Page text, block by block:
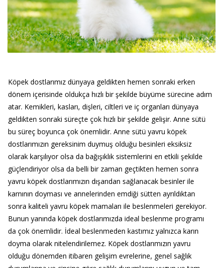
Köpek dostlarımız dünyaya geldikten hemen sonraki erken
dönem içerisinde oldukça hızlı bir şekilde büyüme sürecine adım
atar. Kemikleri, kasları, dişleri, ciltleri ve iç organları dünyaya
geldikten sonraki süreçte çok hızlı bir şekilde gelişir. Anne sütü
bu süreç boyunca çok önemlidir. Anne sütü yavru köpek
dostlarımızın gereksinim duymuş olduğu besinleri eksiksiz
olarak karşılıyor olsa da bağışıklık sistemlerini en etkili şekilde
güçlendiriyor olsa da belli bir zaman geçtikten hemen sonra
yavru köpek dostlarımızın dışarıdan sağlanacak besinler ile
karnının doyması ve annelerinden emdiği sütten ayrıldıktan
sonra kaliteli yavru köpek mamaları ile beslenmeleri gerekiyor.
Bunun yanında köpek dostlarımızda ideal beslenme programı
da çok önemlidir. İdeal beslenmeden kastımız yalnızca karın
doyma olarak nitelendirilemez. Köpek dostlarımızın yavru
olduğu dönemden itibaren gelişim evrelerine, genel sağlık